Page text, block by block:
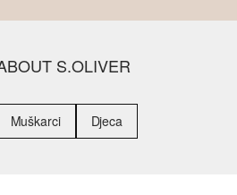
S.OLIVER
Muškarci Djeca